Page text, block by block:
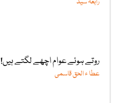
روتے ہوئے عوام اچھے لگتے ہیں!
عطا ء الحق قاسمی